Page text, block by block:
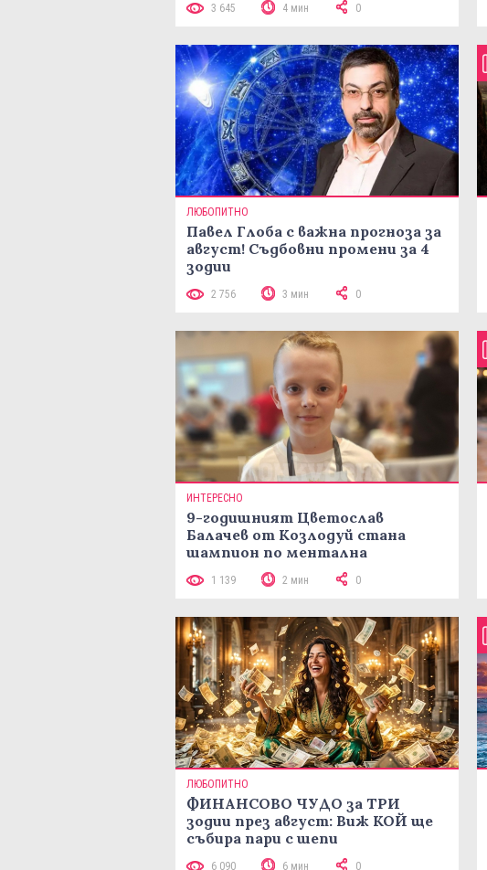
3 645 4 мин 0
ЛЮБОПИТНО
Павел Глоба с важна прогноза за
август! Съдбовни промени за 4
зодии
2 756 3 мин 0
ИНТЕРЕСНО
9-годишният Цветослав
Балачев от Козлодуй стана
шампион по ментална
аритметика с 320 задачи за 10
минути
1 139 2 мин 0
ЛЮБОПИТНО
ФИНАНСОВО ЧУДО за ТРИ
зодии през август: Виж КОЙ ще
събира пари с шепи
6 090 6 мин 0